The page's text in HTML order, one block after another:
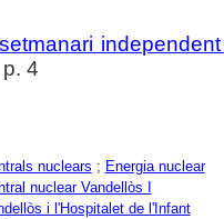
4
nuclears ; Energia nuclear
nuclear Vandellòs I
i l'Hospitalet de l'Infant